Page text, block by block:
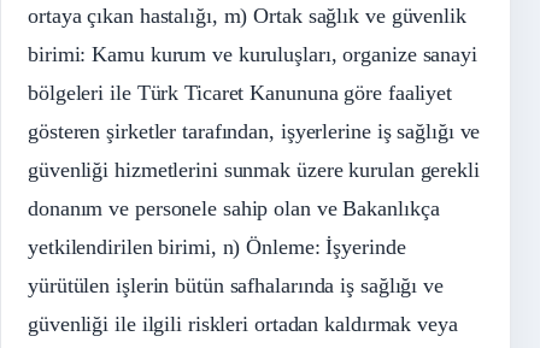
ortaya çıkan hastalığı, m) Ortak sağlık ve güvenlik
birimi: Kamu kurum ve kuruluşları, organize sanayi
bölgeleri ile Türk Ticaret Kanununa göre faaliyet
gösteren şirketler tarafından, işyerlerine iş sağlığı ve
güvenliği hizmetlerini sunmak üzere kurulan gerekli
donanım ve personele sahip olan ve Bakanlıkça
yetkilendirilen birimi, n) Önleme: İşyerinde
yürütülen işlerin bütün safhalarında iş sağlığı ve
güvenliği ile ilgili riskleri ortadan kaldırmak veya